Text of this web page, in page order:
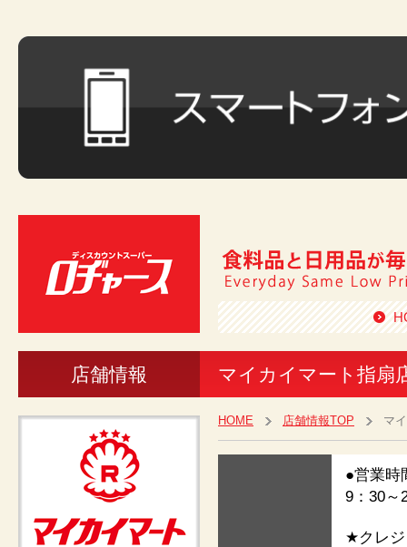
店舗情報 マイカイマート指扇
HOME 店舗情報TOP マ
●営業時
9：30～
★クレ